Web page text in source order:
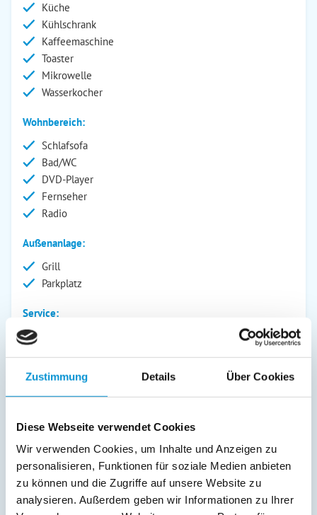
Zustimmung Details Über Cookies
Diese Webseite verwendet Cookies
Wir verwenden Cookies, um Inhalte und Anzeigen zu
personalisieren, Funktionen für soziale Medien anbieten
zu können und die Zugriffe auf unsere Website zu
analysieren. Außerdem geben wir Informationen zu Ihrer
Küche
Kühlschrank
Kaffeemaschine
Toaster
Mikrowelle
Wasserkocher
Wohnbereich:
Schlafsofa
Bad/WC
DVD-Player
Fernseher
Radio
Außenanlage:
Grill
Parkplatz
Service:
Beschreibung
Kurzbeschreibung: Ein Erlebnis für die Sinne. Mit dieser
FeWo ist die Urlaubsgarantie schon gegeben. Die liebevoll
eingerichtete Ferienwohnung befindet sich im Yachthafen
Fehmarn Südstrand zwischen Strand, Sand, Meer. Von hier